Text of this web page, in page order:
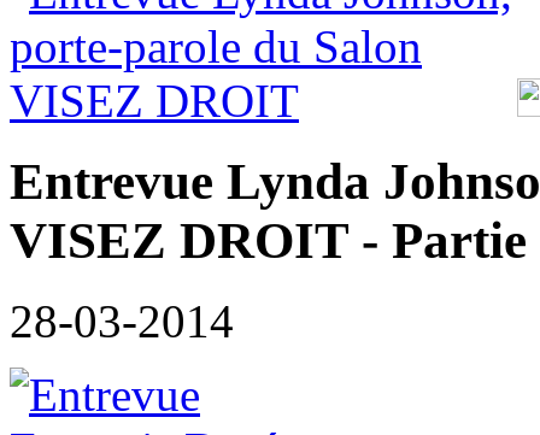
Entrevue Lynda
VISEZ DROIT - Partie
28-03-2014